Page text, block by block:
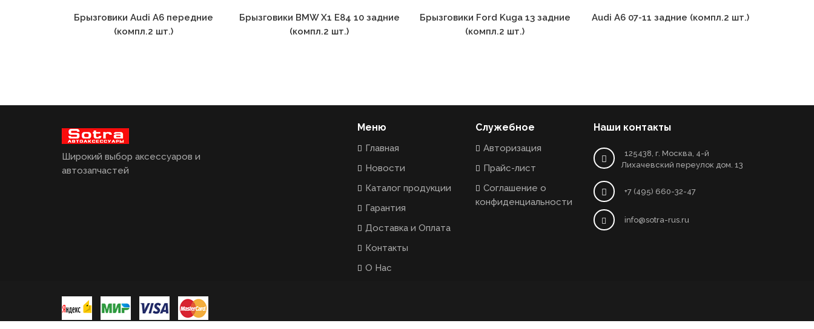
Брызговики Audi A6 передние
(компл.2 шт.)
Брызговики BMW X1 E84 10 задние
(компл.2 шт.)
Брызговики Ford Kuga 13 задние
(компл.2 шт.)
Audi A6 07-11 задние (компл.2 шт.)
Широкий выбор аксессуаров и
автозапчастей
Меню
Главная
Новости
Каталог продукции
Гарантия
Доставка и Оплата
Контакты
О Нас
Служебное
Авторизация
Прайс-лист
Соглашение о
конфиденциальности
Наши контакты
125438, г. Москва, 4-й
Лихачевский переулок дом. 13
+7 (495) 660-32-47
info@sotra-rus.ru